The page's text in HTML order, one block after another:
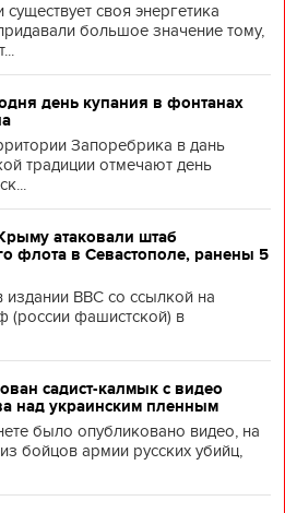
своя энергетика
большое значение тому,
день купания в фонтанах
Запоребрика в дань
традиции отмечают день
атаковали штаб
флота в Севастополе, ранены 5
издании BBC со ссылкой на
(россии фашистской) в
садист-калмык с видео
над украинским пленным
было опубликовано видео, на
бойцов армии русских убийц,